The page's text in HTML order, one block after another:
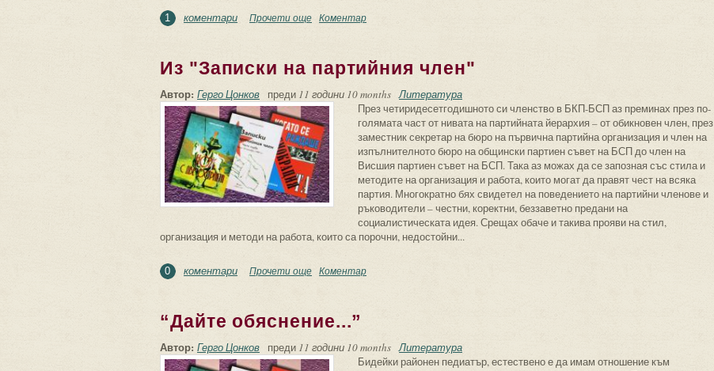
1 коментари Прочети още about Приемането (из "Записки на партийния член")
Коментар
Из "Записки на партийния член"
Автор: Герго Цонков преди 11 години 10 months Литература
През четиридесетгодишното си членство в БКП-БСП аз преминах през по-
голямата част от нивата на партийната йерархия – от обикновен член, през
заместник секретар на бюро на първична партийна организация и член на
изпълнителното бюро на общински партиен съвет на БСП до член на
Висшия партиен съвет на БСП. Така аз можах да се запозная със стила и
методите на организация и работа, които могат да правят чест на всяка
партия. Многократно бях свидетел на поведението на партийни членове и
ръководители – честни, коректни, беззаветно предани на
социалистическата идея. Срещах обаче и такива прояви на стил,
организация и методи на работа, които са порочни, недостойни...
0 коментари Прочети още about Из "Записки на партийния член"
Коментар
“Дайте обяснение...”
Автор: Герго Цонков преди 11 години 10 months Литература
Бидейки районен педиатър, естествено е да имам отношение към